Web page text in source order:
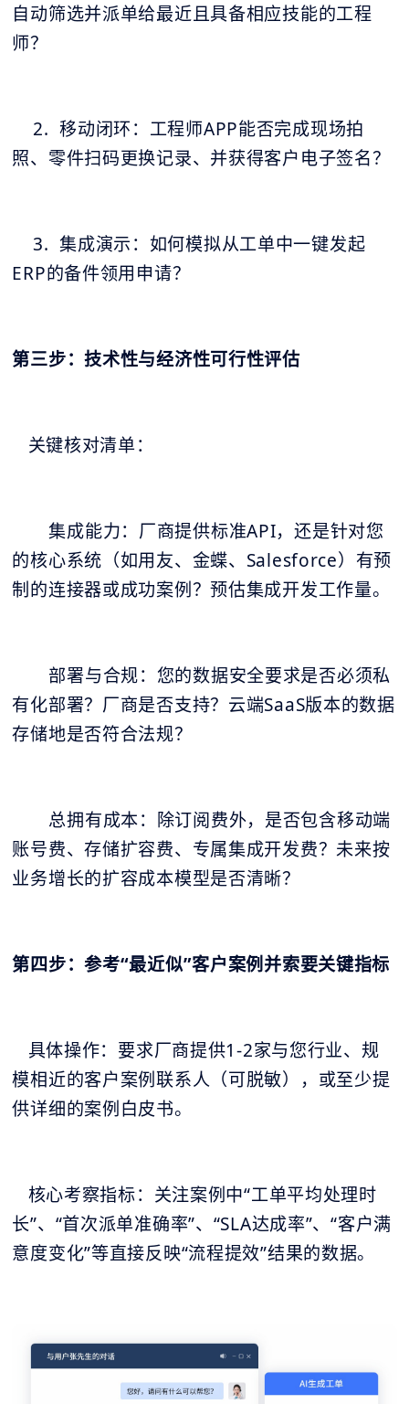
自动筛选并派单给最近且具备相应技能的工程
师？
2. 移动闭环：工程师APP能否完成现场拍
照、零件扫码更换记录、并获得客户电子签名？
3. 集成演示：如何模拟从工单中一键发起
ERP的备件领用申请？
第三步：技术性与经济性可行性评估
关键核对清单：
集成能力：厂商提供标准API，还是针对您
的核心系统（如用友、金蝶、Salesforce）有预
制的连接器或成功案例？预估集成开发工作量。
部署与合规：您的数据安全要求是否必须私
有化部署？厂商是否支持？云端SaaS版本的数据
存储地是否符合法规？
总拥有成本：除订阅费外，是否包含移动端
账号费、存储扩容费、专属集成开发费？未来按
业务增长的扩容成本模型是否清晰？
第四步：参考“最近似”客户案例并索要关键指标
具体操作：要求厂商提供1-2家与您行业、规
模相近的客户案例联系人（可脱敏），或至少提
供详细的案例白皮书。
核心考察指标：关注案例中“工单平均处理时
长”、“首次派单准确率”、“SLA达成率”、“客户满
意度变化”等直接反映“流程提效”结果的数据。